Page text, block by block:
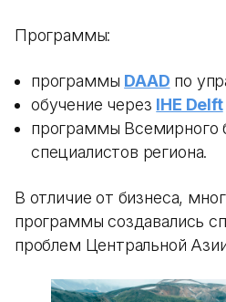
Программы:
программы DAAD по
обучение через IHE Delft
программы Всемирного
специалистов региона.
В отличие от бизнеса,
программы создавались
проблем Центральной